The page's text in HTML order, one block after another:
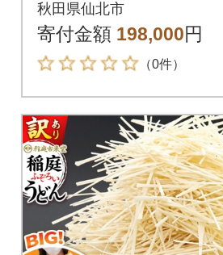
kd-110812
秋田県仙北市
寄付金額 198,000円
（0件）